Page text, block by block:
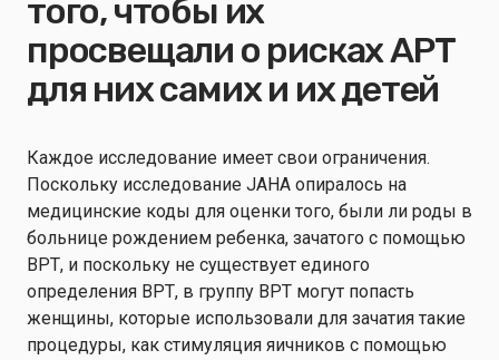
того, чтобы их
просвещали о рисках АРТ
для них самих и их детей
Каждое исследование имеет свои ограничения.
Поскольку исследование JAHA опиралось на
медицинские коды для оценки того, были ли роды в
больнице рождением ребенка, зачатого с помощью
ВРТ, и поскольку не существует единого
определения ВРТ, в группу ВРТ могут попасть
женщины, которые использовали для зачатия такие
процедуры, как стимуляция яичников с помощью